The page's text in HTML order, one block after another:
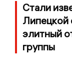
Стали
Липецкой
элитный
группы